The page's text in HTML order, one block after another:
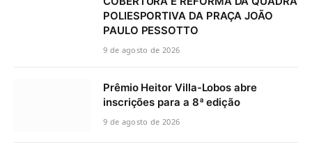
POLIESPORTIVA DA PRAÇA JOÃO
PAULO PESSOTTO
9 de agosto de 2026
Prêmio Heitor Villa-Lobos abre
inscrições para a 8ª edição
9 de agosto de 2026